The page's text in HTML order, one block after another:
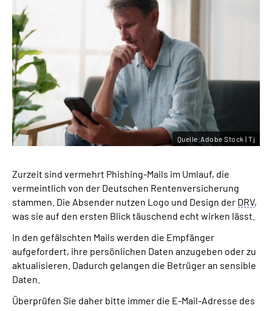
Zurzeit sind vermehrt Phishing-Mails im Umlauf, die
vermeintlich von der Deutschen Rentenversicherung
stammen. Die Absender nutzen Logo und Design der DRV,
was sie auf den ersten Blick täuschend echt wirken lässt.
In den gefälschten Mails werden die Empfänger
aufgefordert, ihre persönlichen Daten anzugeben oder zu
aktualisieren. Dadurch gelangen die Betrüger an sensible
Daten.
Überprüfen Sie daher bitte immer die E-Mail-Adresse des
Quelle:Adobe Stock | Tj